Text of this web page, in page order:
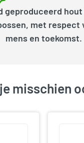
geproduceerd
met respect
mens en toekomst.
misschien